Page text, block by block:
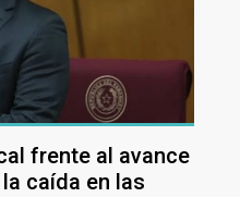
frente al avance
caída en las